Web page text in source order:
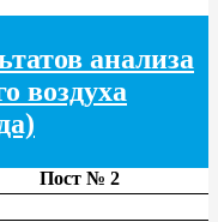
анализа
воздуха
Пост № 2